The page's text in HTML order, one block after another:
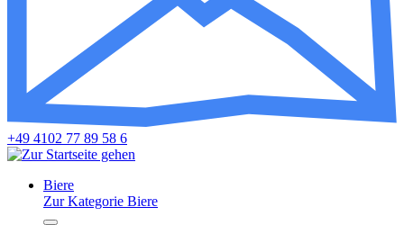
+49 4102 77 89 58 6
Biere
Zur Kategorie Biere